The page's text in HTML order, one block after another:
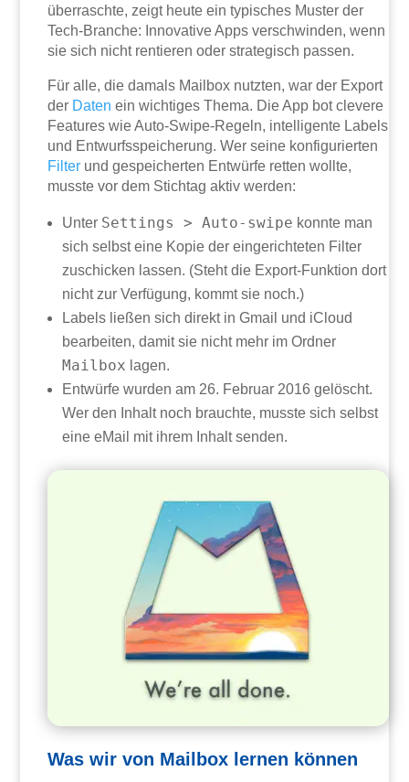
überraschte, zeigt heute ein typisches Muster der
Tech-Branche: Innovative Apps verschwinden, wenn
sie sich nicht rentieren oder strategisch passen.
Für alle, die damals Mailbox nutzten, war der Export
der Daten ein wichtiges Thema. Die App bot clevere
Features wie Auto-Swipe-Regeln, intelligente Labels
und Entwurfsspeicherung. Wer seine konfigurierten
Filter und gespeicherten Entwürfe retten wollte,
musste vor dem Stichtag aktiv werden:
Unter Settings > Auto-swipe konnte man
sich selbst eine Kopie der eingerichteten Filter
zuschicken lassen. (Steht die Export-Funktion dort
nicht zur Verfügung, kommt sie noch.)
Labels ließen sich direkt in Gmail und iCloud
bearbeiten, damit sie nicht mehr im Ordner
Mailbox lagen.
Entwürfe wurden am 26. Februar 2016 gelöscht.
Wer den Inhalt noch brauchte, musste sich selbst
eine eMail mit ihrem Inhalt senden.
Was wir von Mailbox lernen können